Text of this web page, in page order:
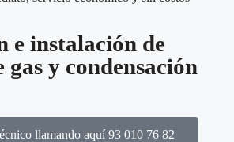
e instalación de
gas y condensación
llamando aquí 93 010 76 82